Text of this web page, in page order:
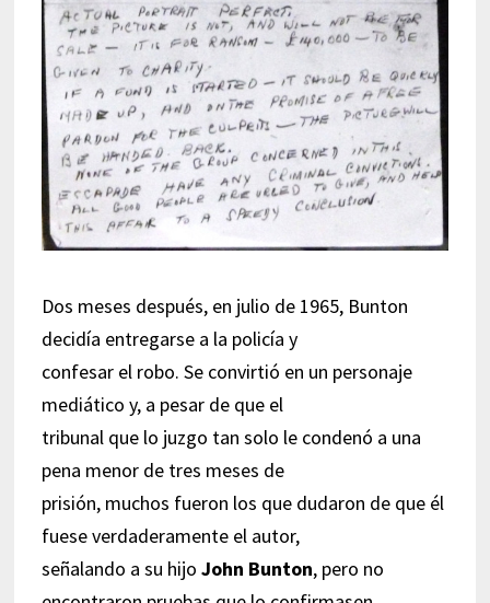
Dos meses después, en julio de 1965, Bunton
decidía entregarse a la policía y
confesar el robo. Se convirtió en un personaje
mediático y, a pesar de que el
tribunal que lo juzgo tan solo le condenó a una
pena menor de tres meses de
prisión, muchos fueron los que dudaron de que él
fuese verdaderamente el autor,
señalando a su hijo John Bunton, pero no